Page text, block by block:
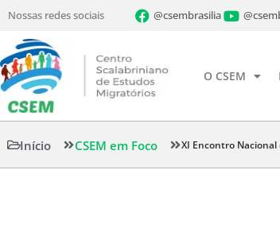
Nossas redes sociais @csembrasilia
O CSEM
Início CSEM em Foco XI Encontro Nacional